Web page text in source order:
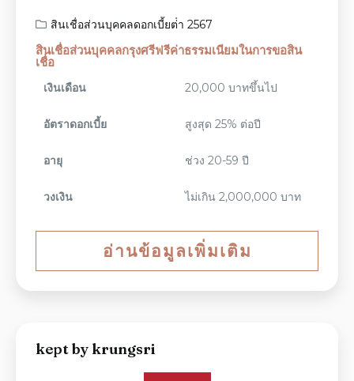
สินเชื่อส่วนบุคคลดอกเบี้ยต่ํา 2567
สินเชื่อส่วนบุคคลกรุงศรีฟรีค่าธรรมเนียมในการขอสิน
เชื่อ
เงินเดือน 20,000 บาทขึ้นไป
อัตราดอกเบี้ย สูงสุด 25% ต่อปี
อายุ ช่วง 20-59 ปี
วงเงิน ไม่เกิน 2,000,000 บาท
อ่านข้อมูลเพิ่มเติม
kept by krungsri